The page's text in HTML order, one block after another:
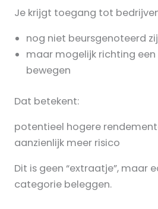
Je krijgt toegang tot
nog niet beursgenoteerd
maar mogelijk richting een
bewegen
Dat betekent:
potentieel hogere
aanzienlijk meer risico
Dit is geen “extraatje”, maar
categorie beleggen.